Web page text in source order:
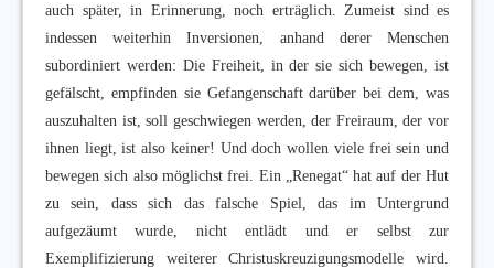
auch später, in Erinnerung, noch erträglich. Zumeist sind es
indessen weiterhin Inversionen, anhand derer Menschen
subordiniert werden: Die Freiheit, in der sie sich bewegen, ist
gefälscht, empfinden sie Gefangenschaft darüber bei dem, was
auszuhalten ist, soll geschwiegen werden, der Freiraum, der vor
ihnen liegt, ist also keiner! Und doch wollen viele frei sein und
bewegen sich also möglichst frei. Ein „Renegat“ hat auf der Hut
zu sein, dass sich das falsche Spiel, das im Untergrund
aufgezäumt wurde, nicht entlädt und er selbst zur
Exemplifizierung weiterer Christuskreuzigungsmodelle wird.